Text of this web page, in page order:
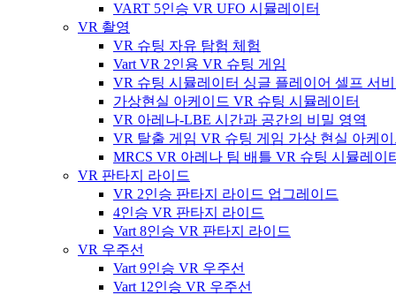
VART 5인승 VR UFO 시뮬레이터
VR 촬영
VR 슈팅 자유 탐험 체험
Vart VR 2인용 VR 슈팅 게임
VR 슈팅 시뮬레이터 싱글 플레이어 셀프 서
가상현실 아케이드 VR 슈팅 시뮬레이터
VR 아레나-LBE 시간과 공간의 비밀 영역
VR 탈출 게임 VR 슈팅 게임 가상 현실 아케이
MRCS VR 아레나 팀 배틀 VR 슈팅 시뮬레이
VR 판타지 라이드
VR 2인승 판타지 라이드 업그레이드
4인승 VR 판타지 라이드
Vart 8인승 VR 판타지 라이드
VR 우주선
Vart 9인승 VR 우주선
Vart 12인승 VR 우주선